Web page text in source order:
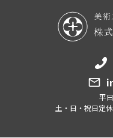
平
土・日・祝日定